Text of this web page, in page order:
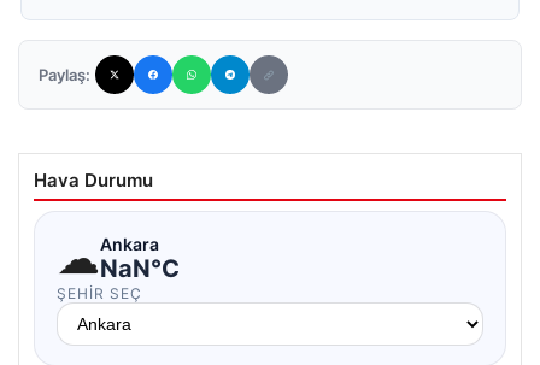
Paylaş:
Hava Durumu
☁Ankara
NaN°C
ŞEHIR SEÇ